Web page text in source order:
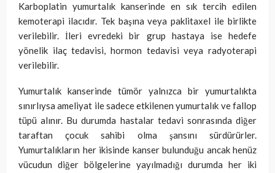
Karboplatin yumurtalık kanserinde en sık tercih edilen
kemoterapi ilacıdır. Tek başına veya paklitaxel ile birlikte
verilebilir. İleri evredeki bir grup hastaya ise hedefe
yönelik ilaç tedavisi, hormon tedavisi veya radyoterapi
verilebilir.
Yumurtalık kanserinde tümör yalnızca bir yumurtalıkta
sınırlıysa ameliyat ile sadece etkilenen yumurtalık ve fallop
tüpü alınır. Bu durumda hastalar tedavi sonrasında diğer
taraftan çocuk sahibi olma şansını sürdürürler.
Yumurtalıkların her ikisinde kanser bulunduğu ancak henüz
vücudun diğer bölgelerine yayılmadığı durumda her iki